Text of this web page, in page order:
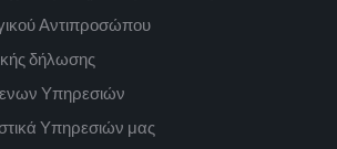
Αντιπροσώπου
δήλωσης
Υπηρεσιών
Υπηρεσιών μας